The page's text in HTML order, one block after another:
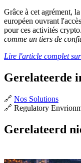
Grâce à cet agrément,
européen ouvrant
pour ces activités crypto.
comme un tiers de
Lire l'article complet
Gerelateerde
🔗 Nos Solutions
🔗 Regulatory
Gerelateerd